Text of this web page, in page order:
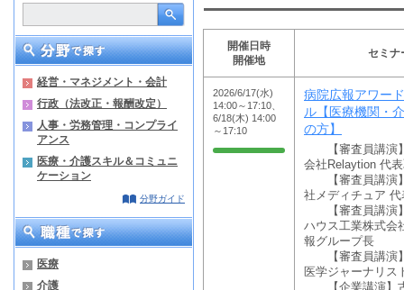
経営・マネジメント・会計
行政（法改正・報酬改定）
人事・労務管理・コンプライ
アンス
医療・介護スキル＆コミュニ
ケーション
分野ガイド
医療
介護
開催日時
開催地
セミナ
2026/6/17(水)
14:00～17:10、
6/18(木) 14:00
～17:10
病院広報アワー
ル【医療機関・
の方】
【審査員講演
会社Relaytion 代
【審査員講演
社メディチュア 代
【審査員講演
ハウス工業株式会
報グループ長
【審査員講演
医学ジャーナリス
【企業講演】